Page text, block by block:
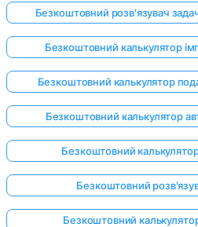
Безкоштовний розв'язувач
Безкоштовний калькулятор
Безкоштовний калькулятор
Безкоштовний калькулятор
Безкоштовний
Безкоштовний
Безкоштовний